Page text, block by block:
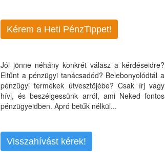
Kérem a Heti PénzTippet!
Jól jönne néhány konkrét válasz a kérdéseidre?
Eltűnt a pénzügyi tanácsadód? Belebonyolódtál a
pénzügyi termékek útvesztőjébe? Csak írj vagy
hívj, és beszélgessünk arról, ami Neked fontos
pénzügyeidben. Apró betűk nélkül...
Visszahívást kérek!